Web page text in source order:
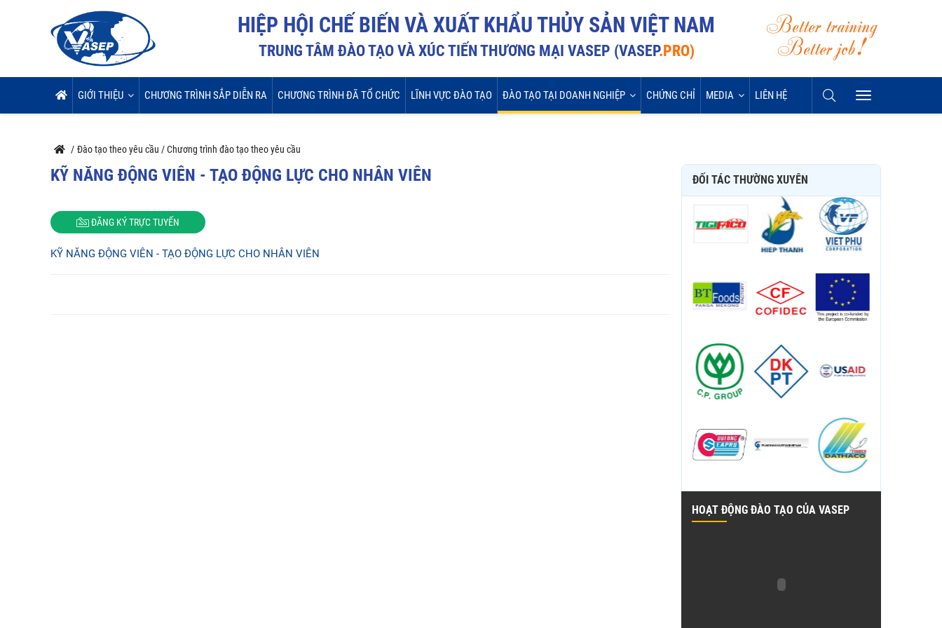
HIỆP HỘI CHẾ BIẾN VÀ XUẤT KHẨU THỦY SẢN VIỆT NAM
TRUNG TÂM ĐÀO TẠO VÀ XÚC TIẾN THƯƠNG MẠI VASEP (VASEP.PRO)
Better training
Better job!
GIỚI THIỆU CHƯƠNG TRÌNH SẮP DIỄN RA CHƯƠNG TRÌNH ĐÃ TỔ CHỨC LĨNH VỰC ĐÀO TẠO ĐÀO TẠO TẠI DOANH NGHIỆP CHỨNG CHỈ MEDIA LIÊN HỆ
/ Đào tạo theo yêu cầu /Chương trình đào tạo theo yêu cầu
KỸ NĂNG ĐỘNG VIÊN - TẠO ĐỘNG LỰC CHO NHÂN VIÊN
ĐĂNG KÝ TRỰC TUYẾN
KỸ NĂNG ĐỘNG VIÊN - TẠO ĐỘNG LỰC CHO NHÂN VIÊN
ĐỐI TÁC THƯỜNG XUYÊN
HOẠT ĐỘNG ĐÀO TẠO CỦA VASEP